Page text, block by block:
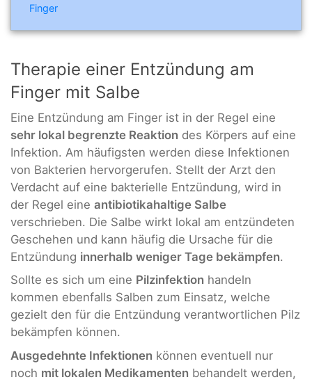
Finger
Therapie einer Entzündung am
Finger mit Salbe
Eine Entzündung am Finger ist in der Regel eine
sehr lokal begrenzte Reaktion des Körpers auf eine
Infektion. Am häufigsten werden diese Infektionen
von Bakterien hervorgerufen. Stellt der Arzt den
Verdacht auf eine bakterielle Entzündung, wird in
der Regel eine antibiotikahaltige Salbe
verschrieben. Die Salbe wirkt lokal am entzündeten
Geschehen und kann häufig die Ursache für die
Entzündung innerhalb weniger Tage bekämpfen.
Sollte es sich um eine Pilzinfektion handeln
kommen ebenfalls Salben zum Einsatz, welche
gezielt den für die Entzündung verantwortlichen Pilz
bekämpfen können.
Ausgedehnte Infektionen können eventuell nur
noch mit lokalen Medikamenten behandelt werden,